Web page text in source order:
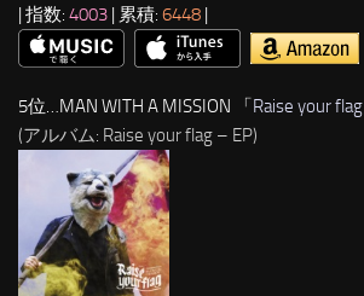
| 指数: 4003 | 累積: 6448 |
5位…MAN WITH A MISSION 「 Raise your flag
(アルバム: Raise your flag – EP)